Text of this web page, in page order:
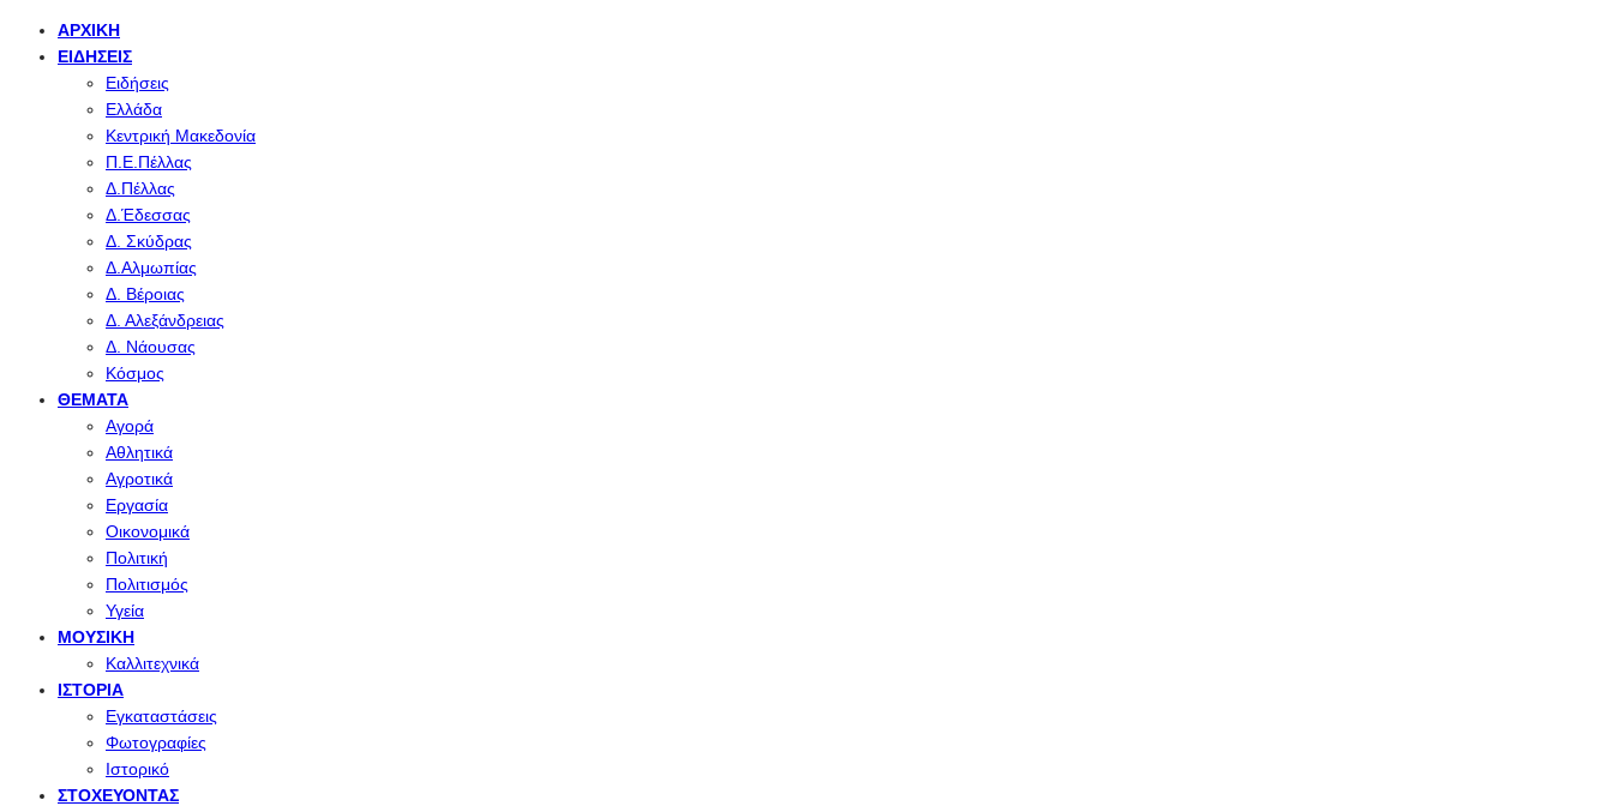
ΑΡΧΙΚΉ
ΕΙΔΉΣΕΙΣ
Ειδήσεις
Ελλάδα
Κεντρική Μακεδονία
Π.Ε.Πέλλας
Δ.Πέλλας
Δ.Έδεσσας
Δ. Σκύδρας
Δ.Αλμωπίας
Δ. Βέροιας
Δ. Αλεξάνδρειας
Δ. Νάουσας
Κόσμος
ΘΈΜΑΤΑ
Αγορά
Αθλητικά
Αγροτικά
Εργασία
Οικονομικά
Πολιτική
Πολιτισμός
Υγεία
ΜΟΥΣΙΚΉ
Καλλιτεχνικά
ΙΣΤΟΡΊΑ
Εγκαταστάσεις
Φωτογραφίες
Ιστορικό
ΣΤΟΧΕΎΟΝΤΑΣ